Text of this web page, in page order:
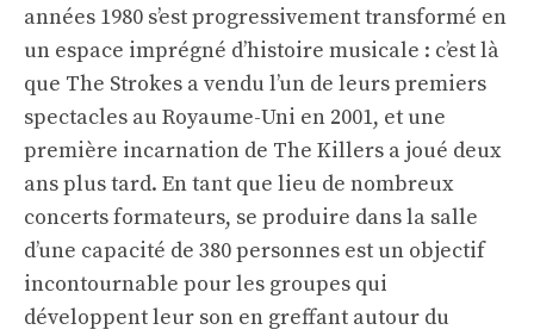
années 1980 s’est progressivement transformé en
un espace imprégné d’histoire musicale : c’est là
que The Strokes a vendu l’un de leurs premiers
spectacles au Royaume-Uni en 2001, et une
première incarnation de The Killers a joué deux
ans plus tard. En tant que lieu de nombreux
concerts formateurs, se produire dans la salle
d’une capacité de 380 personnes est un objectif
incontournable pour les groupes qui
développent leur son en greffant autour du